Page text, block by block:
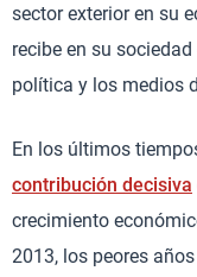
sector exterior en su
recibe en su
política y los medios
En los últimos
contribución decisiva
crecimiento
2013, los peores